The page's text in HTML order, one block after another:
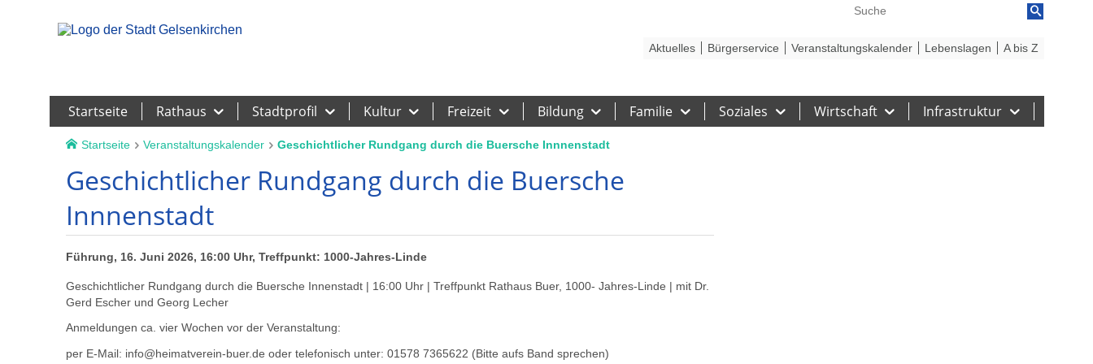
Startseite Rathaus Stadtprofil Kultur Freizeit Bildung Familie Soziales Wirtschaft Infrastruktur
Aktuelles Bürgerservice Veranstaltungskalender Lebenslagen A bis Z
Startseite Veranstaltungskalender Geschichtlicher Rundgang durch die Buersche Innnenstadt
Geschichtlicher Rundgang durch die Buersche
Innnenstadt
Führung, 16. Juni 2026, 16:00 Uhr, Treffpunkt: 1000-Jahres-Linde
Geschichtlicher Rundgang durch die Buersche Innenstadt | 16:00 Uhr | Treffpunkt Rathaus Buer, 1000- Jahres-Linde | mit Dr.
Gerd Escher und Georg Lecher
Anmeldungen ca. vier Wochen vor der Veranstaltung:
per E-Mail: info@heimatverein-buer.de oder telefonisch unter: 01578 7365622 (Bitte aufs Band sprechen)